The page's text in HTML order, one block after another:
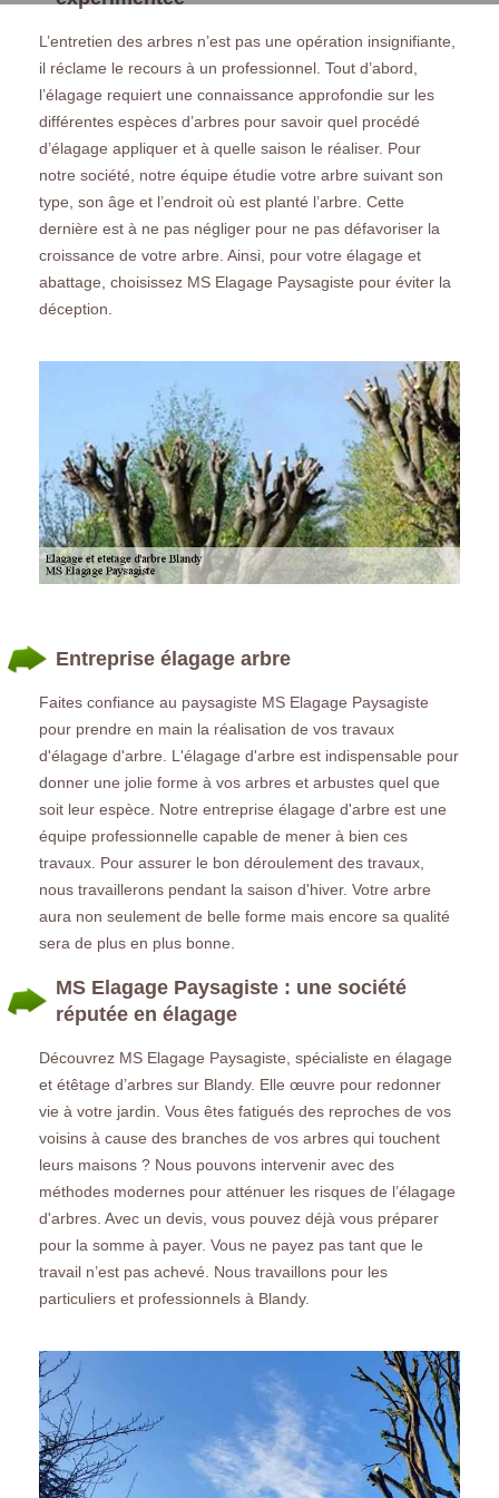
L’entretien des arbres n’est pas une opération insignifiante,
il réclame le recours à un professionnel. Tout d’abord,
l’élagage requiert une connaissance approfondie sur les
différentes espèces d’arbres pour savoir quel procédé
d’élagage appliquer et à quelle saison le réaliser. Pour
notre société, notre équipe étudie votre arbre suivant son
type, son âge et l’endroit où est planté l’arbre. Cette
dernière est à ne pas négliger pour ne pas défavoriser la
croissance de votre arbre. Ainsi, pour votre élagage et
abattage, choisissez MS Elagage Paysagiste pour éviter la
déception.
Entreprise élagage arbre
Faites confiance au paysagiste MS Elagage Paysagiste
pour prendre en main la réalisation de vos travaux
d'élagage d'arbre. L'élagage d'arbre est indispensable pour
donner une jolie forme à vos arbres et arbustes quel que
soit leur espèce. Notre entreprise élagage d'arbre est une
équipe professionnelle capable de mener à bien ces
travaux. Pour assurer le bon déroulement des travaux,
nous travaillerons pendant la saison d'hiver. Votre arbre
aura non seulement de belle forme mais encore sa qualité
sera de plus en plus bonne.
MS Elagage Paysagiste : une société
réputée en élagage
Découvrez MS Elagage Paysagiste, spécialiste en élagage
et étêtage d’arbres sur Blandy. Elle œuvre pour redonner
vie à votre jardin. Vous êtes fatigués des reproches de vos
voisins à cause des branches de vos arbres qui touchent
leurs maisons ? Nous pouvons intervenir avec des
méthodes modernes pour atténuer les risques de l’élagage
d'arbres. Avec un devis, vous pouvez déjà vous préparer
pour la somme à payer. Vous ne payez pas tant que le
travail n’est pas achevé. Nous travaillons pour les
particuliers et professionnels à Blandy.